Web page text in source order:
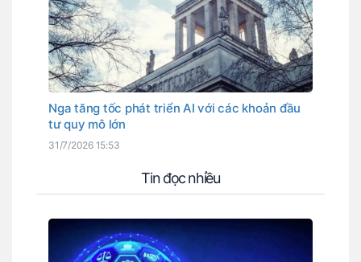
Nga tăng tốc phát triển AI với các khoản đầu
tư quy mô lớn
31/7/2026 15:53
Tin đọc nhiều